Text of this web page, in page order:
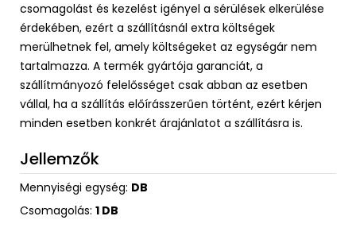
csomagolást és kezelést igényel a sérülések elkerülése
érdekében, ezért a szállításnál extra költségek
merülhetnek fel, amely költségeket az egységár nem
tartalmazza. A termék gyártója garanciát, a
szállítmányozó felelősséget csak abban az esetben
vállal, ha a szállítás előírásszerűen történt, ezért kérjen
minden esetben konkrét árajánlatot a szállításra is.
Jellemzők
Mennyiségi egység: DB
Csomagolás: 1 DB